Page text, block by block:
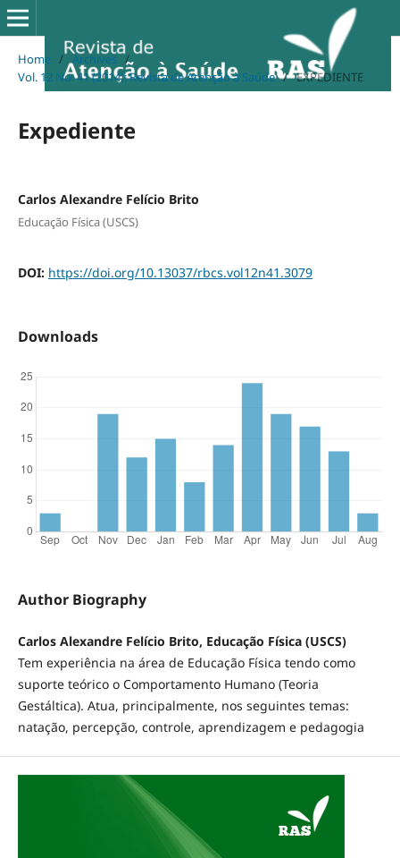
Home / Archives /
Vol. 12 No. 41 (2014): Revista de Atenção à Saúde / EXPEDIENTE
Expediente
Carlos Alexandre Felício Brito
Educação Física (USCS)
DOI: https://doi.org/10.13037/rbcs.vol12n41.3079
Downloads
Author Biography
Carlos Alexandre Felício Brito, Educação Física (USCS)
Tem experiência na área de Educação Física tendo como
suporte teórico o Comportamento Humano (Teoria
Gestáltica). Atua, principalmente, nos seguintes temas:
natação, percepção, controle, aprendizagem e pedagogia